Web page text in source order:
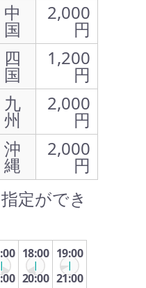
中
国
2,000
円
四
国
1,200
円
九
州
2,000
円
沖
縄
2,000
円
定ができ
18:00
20:00
19:00
21:00